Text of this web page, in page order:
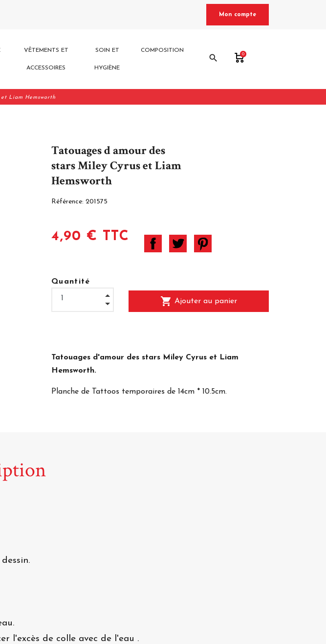
Mon compte
VÊTEMENTS ET
ACCESSOIRES
SOIN ET
HYGIÈNE
COMPOSITION
search 0
Liam Hemsworth
Tatouages d amour des
stars Miley Cyrus et Liam
Hemsworth
Référence: 201575
4,90 € TTC
Quantité
shopping_cart Ajouter au panier
Tatouages d'amour des stars Miley Cyrus et Liam
Hemsworth.
Planche de Tattoos temporaires de 14cm * 10.5cm.
l'excès de colle avec de l'eau .